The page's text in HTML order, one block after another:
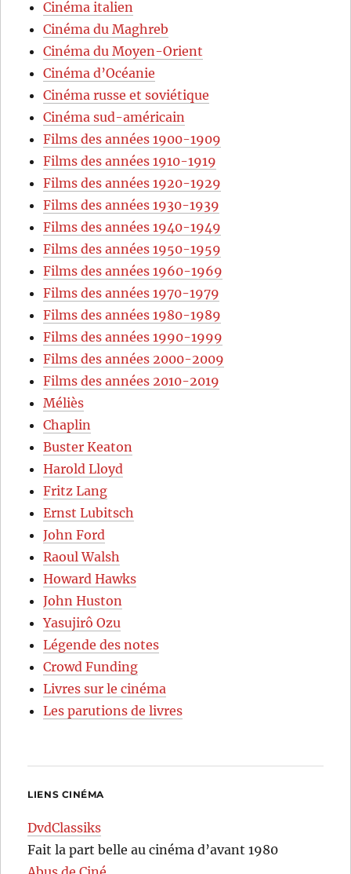
Cinéma italien
Cinéma du Maghreb
Cinéma du Moyen-Orient
Cinéma d’Océanie
Cinéma russe et soviétique
Cinéma sud-américain
Films des années 1900-1909
Films des années 1910-1919
Films des années 1920-1929
Films des années 1930-1939
Films des années 1940-1949
Films des années 1950-1959
Films des années 1960-1969
Films des années 1970-1979
Films des années 1980-1989
Films des années 1990-1999
Films des années 2000-2009
Films des années 2010-2019
Méliès
Chaplin
Buster Keaton
Harold Lloyd
Fritz Lang
Ernst Lubitsch
John Ford
Raoul Walsh
Howard Hawks
John Huston
Yasujirô Ozu
Légende des notes
Crowd Funding
Livres sur le cinéma
Les parutions de livres
LIENS CINÉMA
DvdClassiks
Fait la part belle au cinéma d’avant 1980